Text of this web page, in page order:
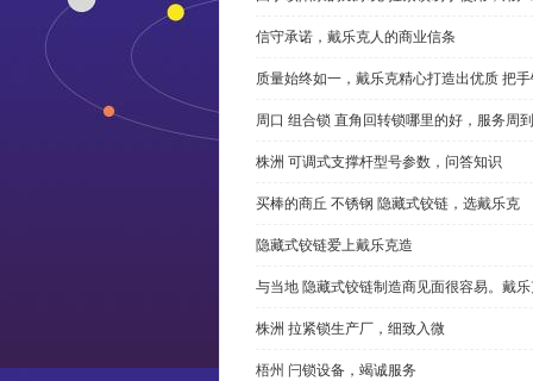
信守承诺，戴乐克人的商业信条
质量始终如一，戴乐克精心打造出优质 把
周口 组合锁 直角回转锁哪里的好，服务周到
株洲 可调式支撑杆型号参数，问答知识
买棒的商丘 不锈钢 隐藏式铰链，选戴乐克
隐藏式铰链爱上戴乐克造
与当地 隐藏式铰链制造商见面很容易。戴
株洲 拉紧锁生产厂，细致入微
梧州 闩锁设备，竭诚服务